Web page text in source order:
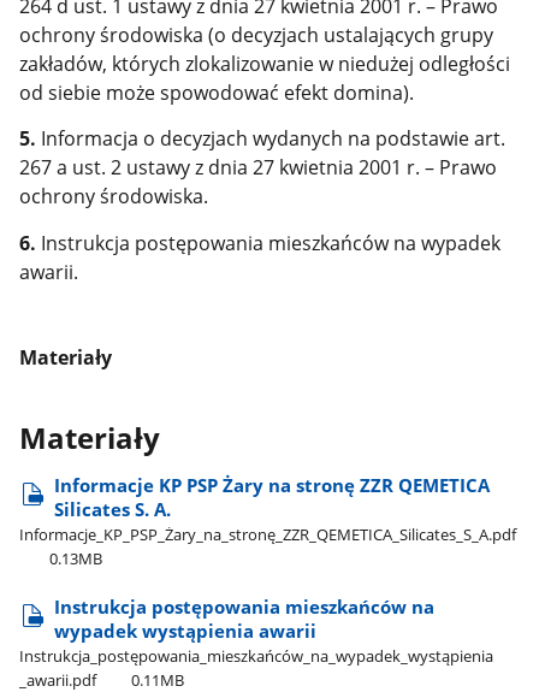
264 d ust. 1 ustawy z dnia 27 kwietnia 2001 r. – Prawo
ochrony środowiska (o decyzjach ustalających grupy
zakładów, których zlokalizowanie w niedużej odległości
od siebie może spowodować efekt domina).
5. Informacja o decyzjach wydanych na podstawie art.
267 a ust. 2 ustawy z dnia 27 kwietnia 2001 r. – Prawo
ochrony środowiska.
6. Instrukcja postępowania mieszkańców na wypadek
awarii.
Materiały
Materiały
Informacje KP PSP Żary na stronę ZZR QEMETICA
Silicates S. A.
Informacje​_KP​_PSP​_Żary​_na​_stronę​_ZZR​_QEMETICA​_Silicates​_S​_A.pdf
0.13MB
Instrukcja postępowania mieszkańców na
wypadek wystąpienia awarii
Instrukcja​_postępowania​_mieszkańców​_na​_wypadek​_wystąpienia​
_awarii.pdf
0.11MB